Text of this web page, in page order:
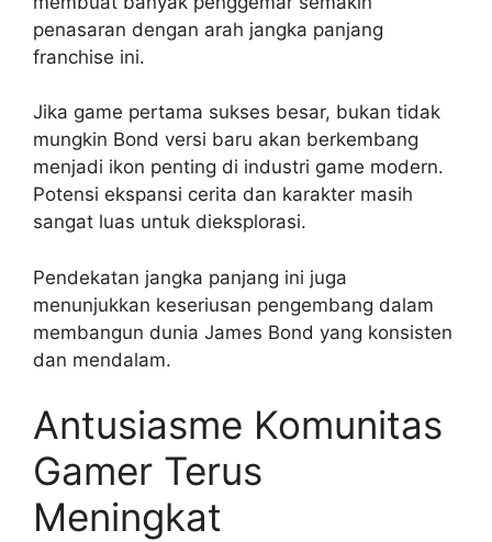
penasaran dengan arah jangka panjang
franchise ini.
Jika game pertama sukses besar, bukan tidak
mungkin Bond versi baru akan berkembang
menjadi ikon penting di industri game modern.
Potensi ekspansi cerita dan karakter masih
sangat luas untuk dieksplorasi.
Pendekatan jangka panjang ini juga
menunjukkan keseriusan pengembang dalam
membangun dunia James Bond yang konsisten
dan mendalam.
Antusiasme Komunitas
Gamer Terus
Meningkat